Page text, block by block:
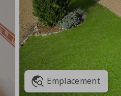
Emplacement